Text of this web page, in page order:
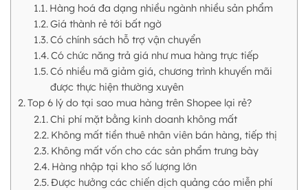
Hàng hoá đa dạng nhiều ngành nhiều sản phẩm
Giá thành rẻ tới bất ngờ
Có chính sách hỗ trợ vận chuyển
Có chức năng trả giá như mua hàng trực tiếp
Có nhiều mã giảm giá, chương trình khuyến mãi
được thực hiện thường xuyên
Top 6 lý do tại sao mua hàng trên Shopee lại rẻ?
Chi phí mặt bằng kinh doanh không mất
Không mất tiền thuê nhân viên bán hàng, tiếp thị
Không mất vốn cho các sản phẩm trưng bày
Hàng nhập tại kho số lượng lớn
Được hưởng các chiến dịch quảng cáo miễn phí